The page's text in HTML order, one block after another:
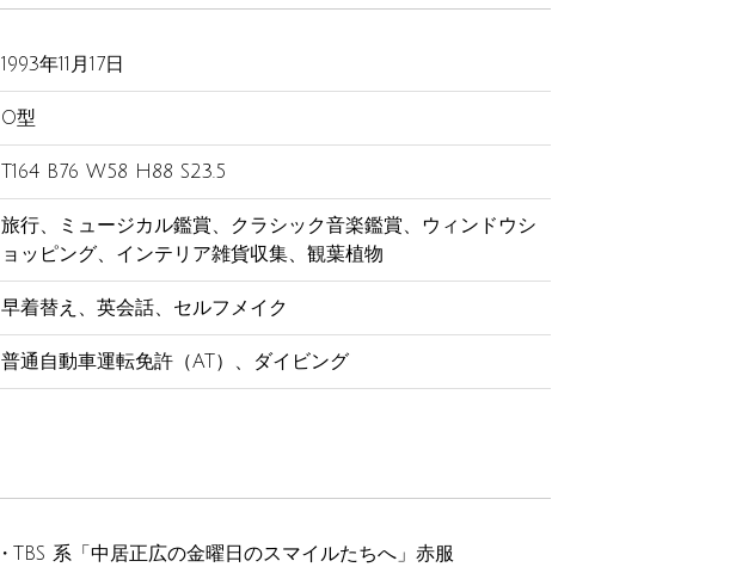
1993年11月17日
O型
T164 B76 W58 H88 S23.5
旅行、ミュージカル鑑賞、クラシック音楽鑑賞、ウィンドウシ
ョッピング、インテリア雑貨収集、観葉植物
早着替え、英会話、セルフメイク
普通自動車運転免許（AT）、ダイビング
TBS 系「中居正広の金曜日のスマイルたちへ」赤服